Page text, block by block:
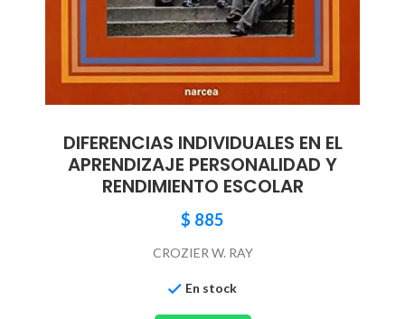
DIFERENCIAS INDIVIDUALES EN EL
APRENDIZAJE PERSONALIDAD Y
RENDIMIENTO ESCOLAR
$ 885
CROZIER W. RAY
En stock